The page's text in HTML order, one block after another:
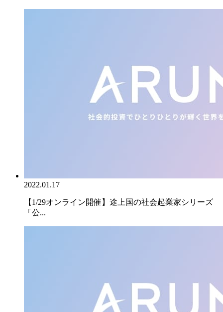
2022.01.17
【1/29オンライン開催】途上国の社会起業家シリーズ
「公...